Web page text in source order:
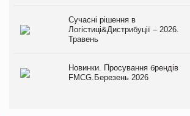
Сучасні рішення в
Логістиці&Дистрибуції – 2026.
Травень
Новинки. Просування брендів
FMCG.Березень 2026